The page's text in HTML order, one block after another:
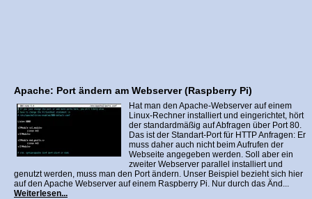
Apache: Port ändern am Webserver (Raspberry Pi)
Hat man den Apache-Webserver auf einem
Linux-Rechner installiert und eingerichtet, hört
der standardmäßig auf Abfragen über Port 80.
Das ist der Standart-Port für HTTP Anfragen: Er
muss daher auch nicht beim Aufrufen der
Webseite angegeben werden. Soll aber ein
zweiter Webserver parallel installiert und
genutzt werden, muss man den Port ändern. Unser Beispiel bezieht sich hier
auf den Apache Webserver auf einem Raspberry Pi. Nur durch das Änd...
Weiterlesen...